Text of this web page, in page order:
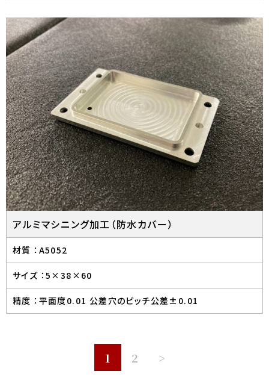
アルミマシニング加工（防水カバー）
材質 ： A5052
サイズ ： 5×38×60
精度 ： 平面度0.01 公差穴のピッチ公差±0.01
1 2 >